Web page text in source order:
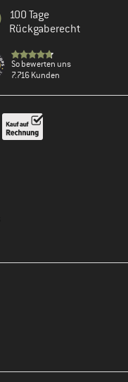
100 Tage
Rückgaberecht
So bewerten uns
7.716 Kunden